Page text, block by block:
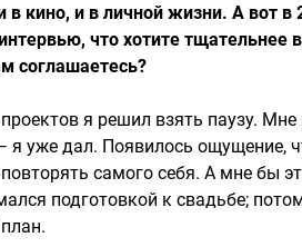
кино, и в личной жизни. А вот в
что хотите тщательнее
соглашаетесь?
я решил взять паузу. Мне
уже дал. Появилось ощущение,
самого себя. А мне бы
подготовкой к свадьбе;